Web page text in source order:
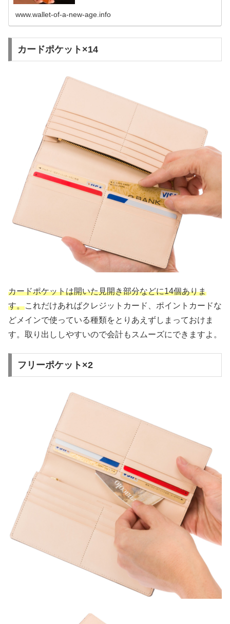
www.wallet-of-a-new-age.info
カードポケット×14
カードポケットは開いた見開き部分などに14個ありま
す。これだけあればクレジットカード、ポイントカードな
どメインで使っている種類をとりあえずしまっておけま
す。取り出ししやすいので会計もスムーズにできますよ。
フリーポケット×2